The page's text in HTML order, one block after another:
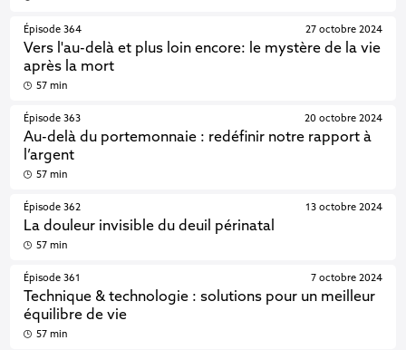
Épisode 364
Vers l'au-delà et plus loin encore: le mystère de la vie
après la mort
27 octobre 2024
57 min
Épisode 363
Au-delà du portemonnaie : redéfinir notre rapport à
l’argent
20 octobre 2024
57 min
Épisode 362
La douleur invisible du deuil périnatal
13 octobre 2024
57 min
Épisode 361
Technique & technologie : solutions pour un meilleur
équilibre de vie
7 octobre 2024
57 min